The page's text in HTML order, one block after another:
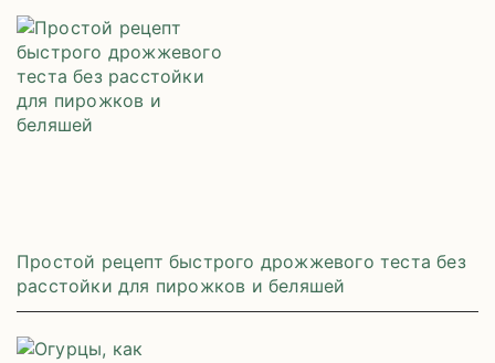
Простой рецепт быстрого дрожжевого теста без
расстойки для пирожков и беляшей